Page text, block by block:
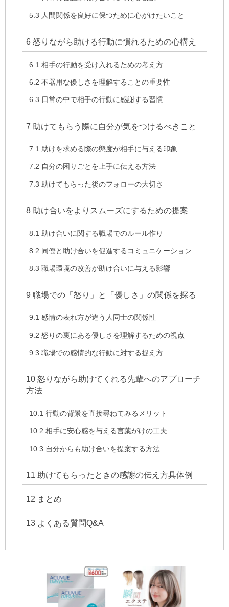
5.3 人間関係を良好に保つために心がけたいこと
6 怒りながら助ける行動に慣れるための心構え
6.1 相手の行動を受け入れるための考え方
6.2 不器用な優しさを理解することの重要性
6.3 日常の中で相手の行動に感謝する習慣
7 助けてもらう際に自分が気をつけるべきこと
7.1 助けを求める際の態度が相手に与える印象
7.2 自分の困りごとを上手に伝える方法
7.3 助けてもらった後のフォローの大切さ
8 助け合いをよりスムーズにするための提案
8.1 助け合いに関する職場でのルール作り
8.2 同僚と助け合いを促進するコミュニケーション
8.3 職場環境の改善が助け合いに与える影響
9 職場での「怒り」と「優しさ」の関係を探る
9.1 感情の表れ方が違う人同士の関係性
9.2 怒りの裏にある優しさを理解するための視点
9.3 職場での感情的な行動に対する捉え方
10 怒りながら助けてくれる先輩へのアプローチ
方法
10.1 行動の背景を直接尋ねてみるメリット
10.2 相手に安心感を与える言葉がけの工夫
10.3 自分からも助け合いを提案する方法
11 助けてもらったときの感謝の伝え方具体例
12 まとめ
13 よくある質問Q&A